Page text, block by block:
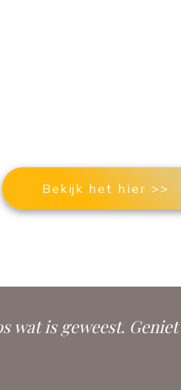
Bekijk het hier >>
wat is geweest.